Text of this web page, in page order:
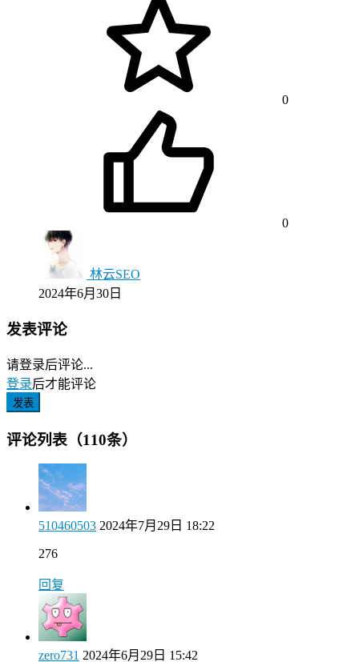
0
0
林云SEO
2024年6月30日
发表评论
请登录后评论...
登录后才能评论
发表
评论列表（110条）
510460503 2024年7月29日 18:22
276
回复
zero731 2024年6月29日 15:42